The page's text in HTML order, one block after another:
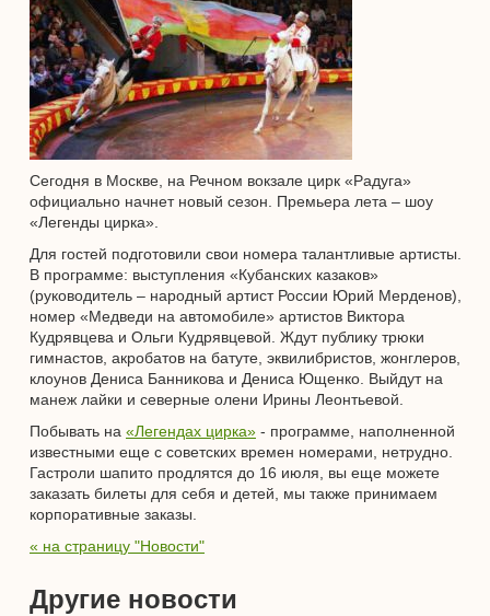
Сегодня в Москве, на Речном вокзале цирк «Радуга»
официально начнет новый сезон. Премьера лета – шоу
«Легенды цирка».
Для гостей подготовили свои номера талантливые артисты.
В программе: выступления «Кубанских казаков»
(руководитель – народный артист России Юрий Мерденов),
номер «Медведи на автомобиле» артистов Виктора
Кудрявцева и Ольги Кудрявцевой. Ждут публику трюки
гимнастов, акробатов на батуте, эквилибристов, жонглеров,
клоунов Дениса Банникова и Дениса Ющенко. Выйдут на
манеж лайки и северные олени Ирины Леонтьевой.
Побывать на «Легендах цирка» - программе, наполненной
известными еще с советских времен номерами, нетрудно.
Гастроли шапито продлятся до 16 июля, вы еще можете
заказать билеты для себя и детей, мы также принимаем
корпоративные заказы.
« на страницу "Новости"
Другие новости